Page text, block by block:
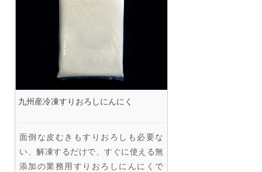
九州産冷凍すりおろしにんにく
面倒な皮むきもすりおろしも必要な
い、解凍するだけで、すぐに使える無
添加の業務用すりおろしにんにくで